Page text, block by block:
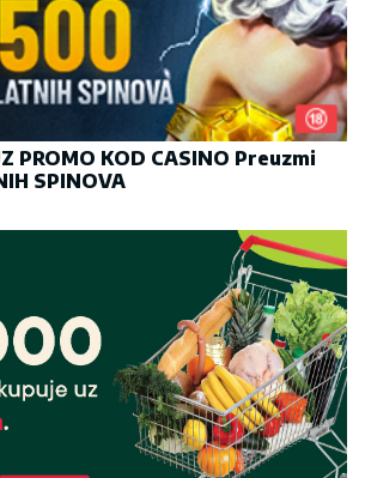
PROMO KOD CASINO Preuzmi
SPINOVA